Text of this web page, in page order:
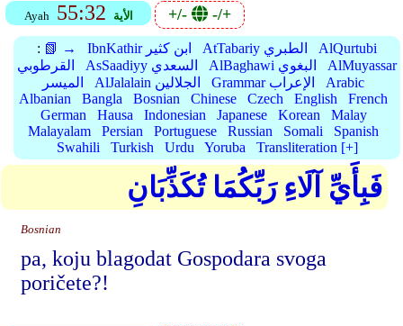
Ayah 55:32 الأية +/- -/+
: 📗 → IbnKathir ابن كثير AtTabariy الطبري
AlQurtubi
القرطوبي
AsSaadiyy السعدي AlBaghawi البغوي
AlMuyassar
الميسر
AlJalalain الجلالين Grammar الإعراب
Arabic
Albanian
Bangla Bosnian Chinese Czech English
French
German
Hausa Indonesian Japanese Korean
Malay
Malayalam
Persian Portuguese Russian Somali
Spanish
Swahili
Turkish Urdu Yoruba Transliteration [+]
فَبِأَيِّ آلَاءِ رَبِّكُمَا تُكَذِّبَانِ
Bosnian
pa, koju blagodat Gospodara svoga
poričete?!